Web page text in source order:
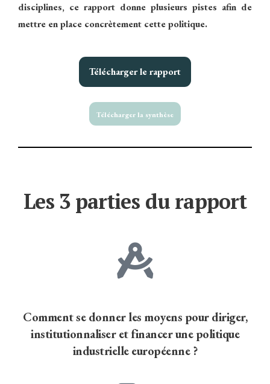
disciplines, ce rapport donne plusieurs pistes afin de
mettre en place concrètement cette politique.
Télécharger le rapport
Télécharger la synthèse
Les 3 parties du rapport
Comment se donner les moyens pour diriger,
institutionnaliser et financer une politique
industrielle européenne ?